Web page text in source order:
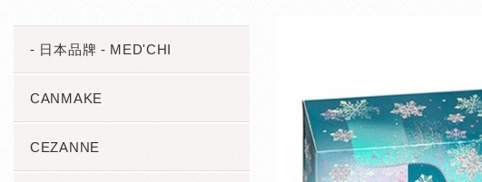
- 日本品牌 - MED'CHI
CANMAKE
CEZANNE